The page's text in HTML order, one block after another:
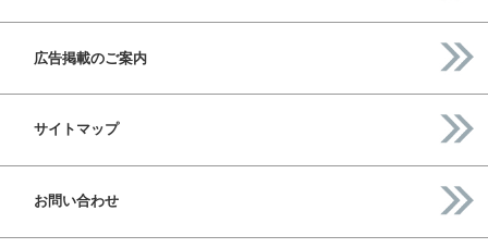
広告掲載のご案内
サイトマップ
お問い合わせ